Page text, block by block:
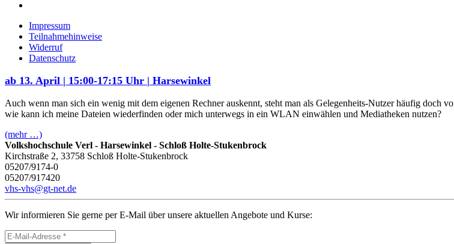
Impressum
Teilnahmehinweise
Widerruf
Datenschutz
ab 13. April | 15:00-17:15 Uhr | Harsewinkel
Auch wenn man sich ein wenig mit dem eigenen Rechner auskennt, steht man als Gelegenheits-Nutzer häufig doch
wie kann ich meine Dateien wiederfinden oder mich unterwegs in ein WLAN einwählen und Mediatheken nutzen?
(mehr …)
Volkshochschule Verl - Harsewinkel - Schloß Holte-Stukenbrock
Kirchstraße 2, 33758 Schloß Holte-Stukenbrock
05207/9174-0
05207/917420
vhs-vhs@gt-net.de
Wir informieren Sie gerne per E-Mail über unsere aktuellen Angebote und Kurse: